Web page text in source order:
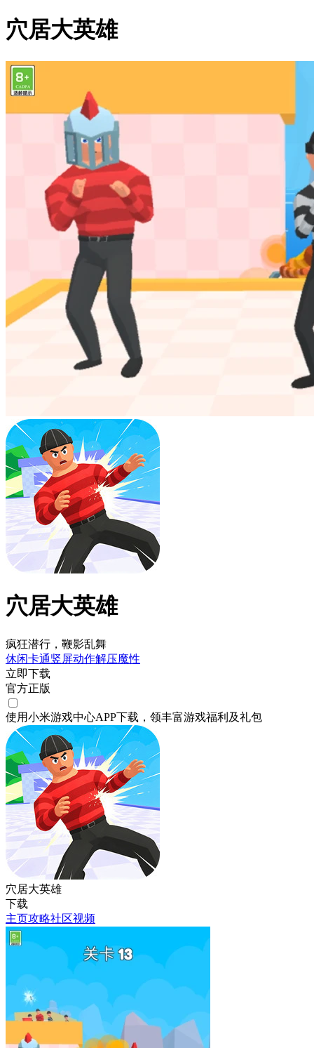
穴居大英雄
穴居大英雄
疯狂潜行，鞭影乱舞
休闲卡通竖屏动作解压魔性
立即下载
官方正版
使用小米游戏中心APP下载 ，领丰富游戏福利 及礼包
穴居大英雄
下载
主页攻略社区视频